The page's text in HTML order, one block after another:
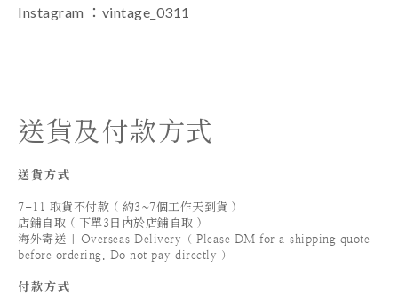
Instagram ：vintage_0311
送貨及付款方式
送貨方式
7-11 取貨不付款 ( 約3~7個工作天到貨 )
店鋪自取 ( 下單3日內於店鋪自取 )
海外寄送 | Overseas Delivery（ Please DM for a shipping quote
before ordering. Do not pay directly ）
付款方式